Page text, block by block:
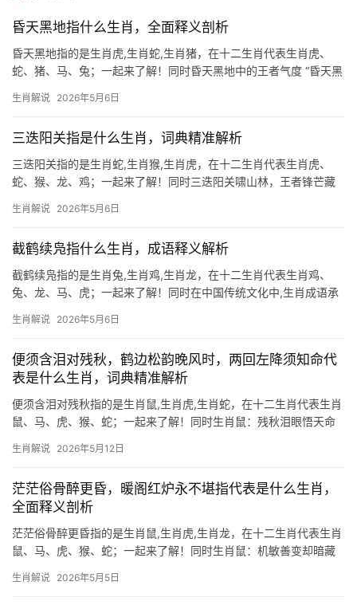
昏天黑地指什么生肖，全面释义剖析
昏天黑地指的是生肖虎,生肖蛇,生肖猪，在十二生肖代表生肖虎、
蛇、猪、马、兔；一起来了解！同时昏天黑地中的王者气度 “昏天黑
转机，虎为百兽之王，五行属木，与“黑”对应的水相生（水生木），
生肖解说 2026年5月6日
三迭阳关指是什么生肖，词典精准解析
三迭阳关指的是生肖蛇,生肖猴,生肖虎，在十二生肖代表生肖虎、
蛇、猴、龙、鸡；一起来了解！同时三迭阳关啸山林，王者锋芒藏
过三重关隘的猛将，既有破局之力，亦需防暗箭之伤，虎为寅木，
生肖解说 2026年5月6日
截鹤续凫指什么生肖，成语释义解析
截鹤续凫指的是生肖兔,生肖鸡,生肖龙，在十二生肖代表生肖鸡、
兔、龙、马、虎；一起来了解！同时在中国传统文化中,生肖成语承
面意为截断鹤的长腿接在野鸭的短腿上，比喻强行改造自然、违背
生肖解说 2026年5月6日
便须含泪对残秋，鹤边松韵晚风时，两回左降须知命代
表是什么生肖，词典精准解析
便须含泪对残秋指的是生肖鼠,生肖虎,生肖蛇，在十二生肖代表生肖
鼠、马、虎、猴、蛇；一起来了解！同时生肖鼠：残秋泪眼悟天命
折，事业上，29岁至51岁群体易遭团队停滞、领导责骂，项目被抢
生肖解说 2026年5月12日
茫茫俗骨醉更昏，暖阁红炉永不堪指代表是什么生肖，
全面释义剖析
茫茫俗骨醉更昏指的是生肖鼠,生肖虎,生肖龙，在十二生肖代表生肖
鼠、马、虎、猴、蛇；一起来了解！同时生肖鼠：机敏善变却暗藏
年事业宫受“劫煞”冲击，29岁者恐遭同事构陷，项目被抢、团队停
生肖解说 2026年5月5日